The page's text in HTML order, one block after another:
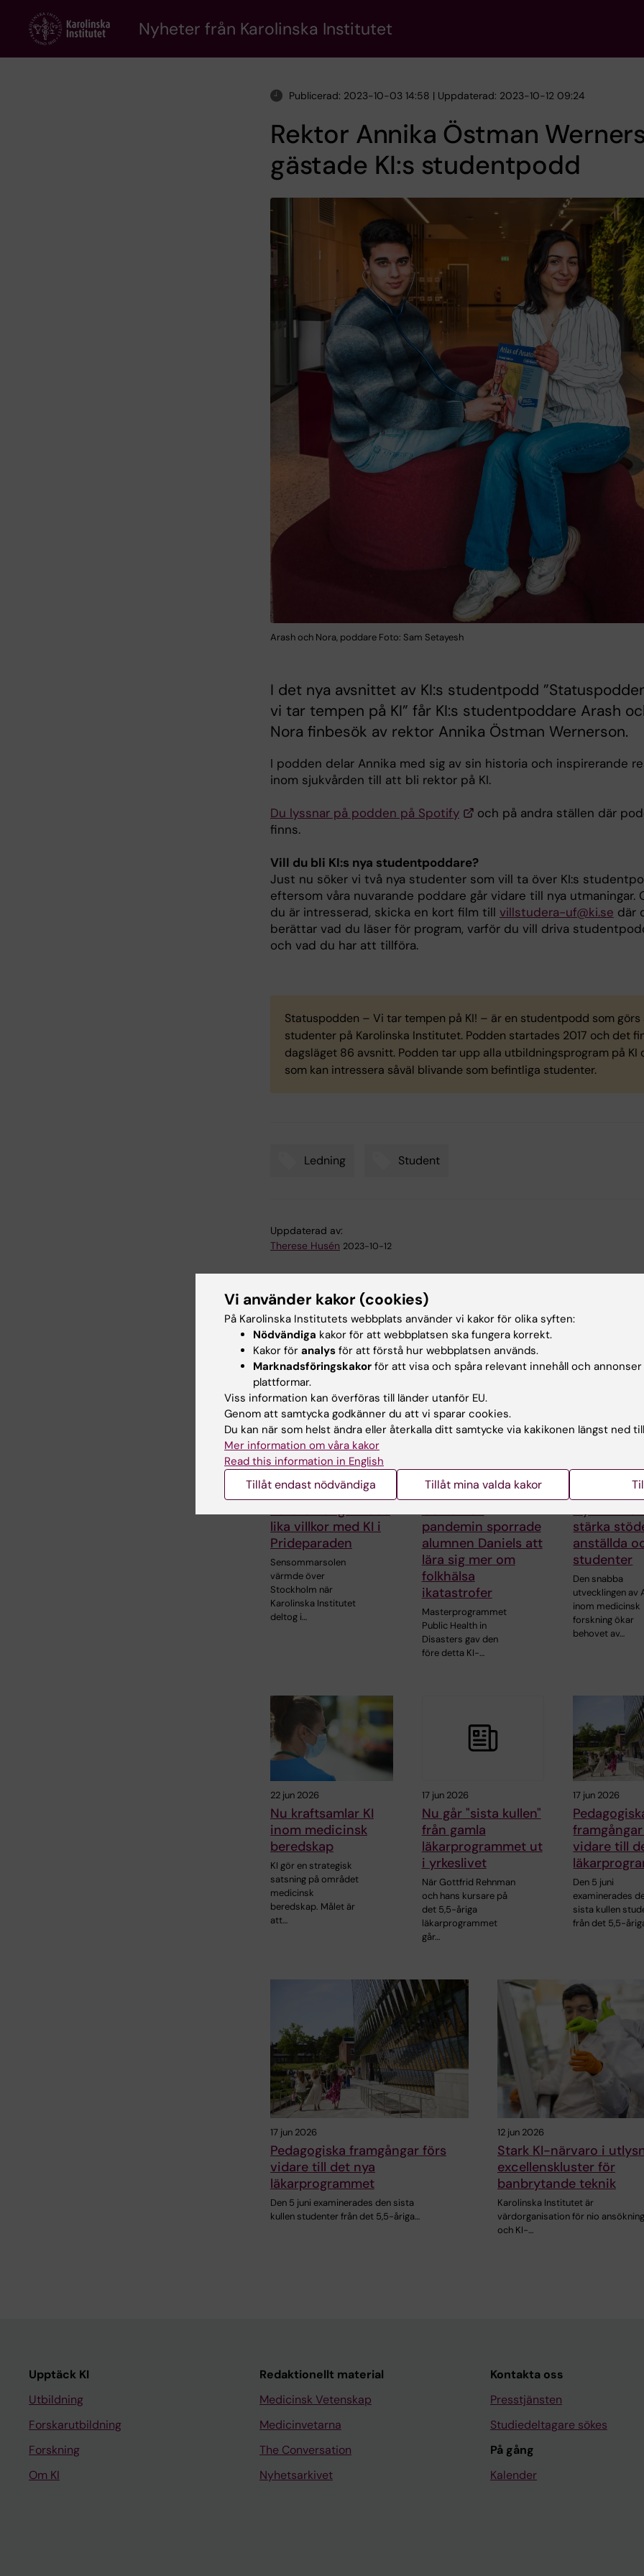
content
Nyheter från Karolinska Institutet
Publicerad: 2023-10-03 14:58 | Uppdaterad: 2023-10-12 09:24
Rektor Annika Östman
gästade KI:s studentpodd
Arash och Nora, poddare Foto: Sam Setayesh
I det nya avsnittet av KI:s studentpodd
vi tar tempen på KI” får KI:s studentpoddare Arash
Nora finbesök av rektor Annika Östman Wernerson.
I podden delar Annika med sig av sin historia och inspirerande
inom sjukvården till att bli rektor på KI.
Du lyssnar på podden på Spotify
och på andra ställen där
finns.
Vill du bli KI:s nya studentpoddare?
Just nu söker vi två nya studenter som vill ta över KI:s
eftersom våra nuvarande poddare går vidare till nya utmaningar.
du är intresserad, skicka en kort film till villstudera-uf@ki.se där
berättar vad du läser för program, varför du vill driva
och vad du har att tillföra.
Statuspodden – Vi tar tempen på KI! – är en studentpodd som görs
studenter på Karolinska Institutet. Podden startades 2017 och det
dagsläget 86 avsnitt. Podden tar upp alla utbildningsprogram på KI
som kan intressera såväl blivande som befintliga studenter.
Ledning Student
Uppdaterad av:
Therese Husén 2023-10-12
Dela
Relaterade artiklar
2 aug 2026
lika villkor med KI i
Prideparaden
Sensommarsolen
värmde över
Stockholm när
Karolinska Institutet
deltog i…
10 jul 2026
pandemin sporrade
alumnen Daniels att
lära sig mer om
folkhälsa
ikatastrofer
Masterprogrammet
Public Health in
Disasters gav den
före detta KI-…
stärka
anställda
studenter
Den snabba
utvecklingen av
inom medicinsk
forskning ökar
behovet av…
22 jun 2026
Nu kraftsamlar KI
inom medicinsk
beredskap
KI gör en strategisk
satsning på området
medicinsk
beredskap. Målet är
att…
17 jun 2026
Nu går "sista kullen"
från gamla
läkarprogrammet ut
i yrkeslivet
När Gottfrid Rehnman
och hans kursare på
det 5,5-åriga
läkarprogrammet
går…
17 jun 2026
vidare till
Den 5 juni
examinerades
sista kullen
från det 5,5-
17 jun 2026
Pedagogiska framgångar förs
vidare till det nya
läkarprogrammet
Den 5 juni examinerades den sista
kullen studenter från det 5,5-åriga…
12 jun 2026
Stark KI-närvaro i
excellenskluster för
banbrytande teknik
Karolinska Institutet är
värdorganisation för nio
och KI-…
Upptäck KI
Utbildning
Forskarutbildning
Forskning
Om KI
Redaktionellt material
Medicinsk Vetenskap
Medicinvetarna
The Conversation
Nyhetsarkivet
Kontakta oss
Presstjänsten
Studiedeltagare sökes
På gång
Kalender
Vi använder kakor (cookies)
På Karolinska Institutets webbplats använder vi kakor för olika syften:
Nödvändiga kakor för att webbplatsen ska fungera korrekt.
Kakor för analys för att förstå hur webbplatsen används.
Marknadsföringskakor för att visa och spåra relevant innehåll och
plattformar.
Viss information kan överföras till länder utanför EU.
Genom att samtycka godkänner du att vi sparar cookies.
Du kan när som helst ändra eller återkalla ditt samtycke via kakikonen längst ned
Mer information om våra kakor
Read this information in English
Tillåt endast nödvändiga Tillåt mina valda kakor